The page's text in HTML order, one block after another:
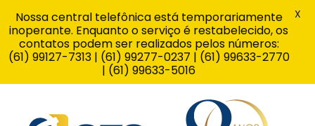
Nossa central telefônica está temporariamente
inoperante. Enquanto o serviço é restabelecido, os
contatos podem ser realizados pelos números:
(61) 99127-7313 | (61) 99277-0237 | (61) 99633-2770
| (61) 99633-5016
X